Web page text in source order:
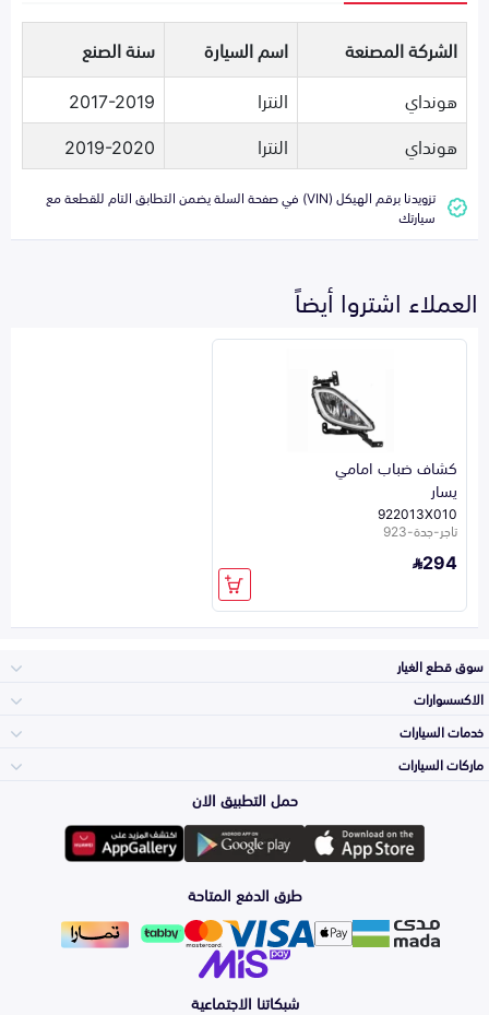
الشركة المصنعة اسم السيارة
سنة الصنع
هونداي
النترا
2017-2019
هونداي
النترا 2019-2020
تزويدنا برقم الهيكل (VIN) في صفحة السلة يضمن التطابق التام للقطعة مع
سيارتك
العملاء اشتروا أيضاً
كشاف ضباب امامي
يسار
922013X010
تاجر-جدة-923
294
سوق قطع الغيار
المكائن، القيرات
وملحقاتها
الشمعات
والاصطبات (الاضاءة)
الفرامل والأقمشة
الاكسسوارات
لوازم الرحلات
اكسسوارات العناية
خدمات السيارات
الأكثر مبيعاً
التلميع والعناية
ماركات السيارات
تويوتا
هيونداي
كيا
حمل التطبيق الان
طرق الدفع المتاحة
شبكاتنا الاجتماعية